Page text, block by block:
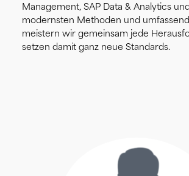
Management, SAP Data & Analytics
modernsten Methoden und
meistern wir gemeinsam jede
setzen damit ganz neue Standards.